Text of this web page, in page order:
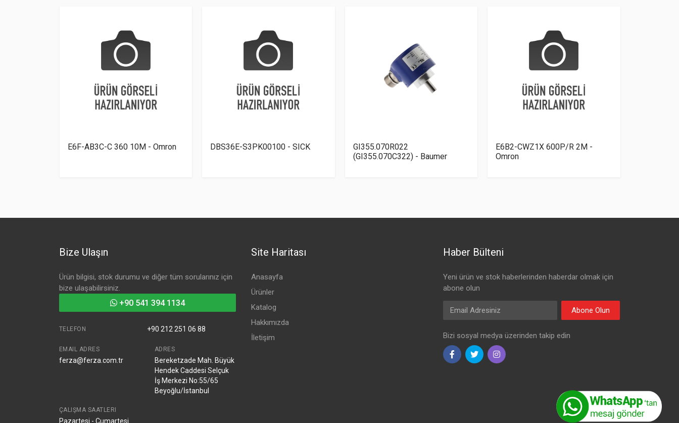
E6F-AB3C-C 360 10M - Omron DBS36E-S3PK00100 - SICK
GI355.070R022
(GI355.070C322) - Baumer
E6B2-CWZ1X 600P/R 2M -
Omron
Bize Ulaşın
Ürün bilgisi, stok durumu ve diğer tüm sorularınız için
bize ulaşabilirsiniz.
+90 541 394 1134
TELEFON +90 212 251 06 88
EMAIL ADRES
ferza@ferza.com.tr
ADRES
Bereketzade Mah. Büyük
Hendek Caddesi Selçuk
İş Merkezi No:55/65
Beyoğlu/İstanbul
ÇALIŞMA SAATLERI
Pazartesi - Cumartesi
Site Haritası
Anasayfa
Ürünler
Katalog
Hakkımızda
İletişim
Haber Bülteni
Yeni ürün ve stok haberlerinden haberdar olmak için
abone olun
Email Adresiniz
Abone Olun
Bizi sosyal medya üzerinden takip edin